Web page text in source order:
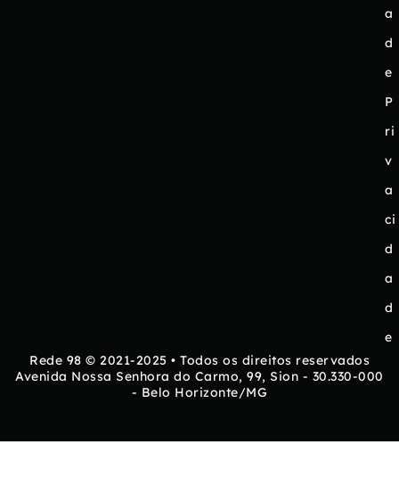
a
d
e
P
ri
v
a
ci
d
a
d
e
Rede 98 © 2021-2025 • Todos os direitos reservados
Avenida Nossa Senhora do Carmo, 99, Sion - 30.330-000
- Belo Horizonte/MG